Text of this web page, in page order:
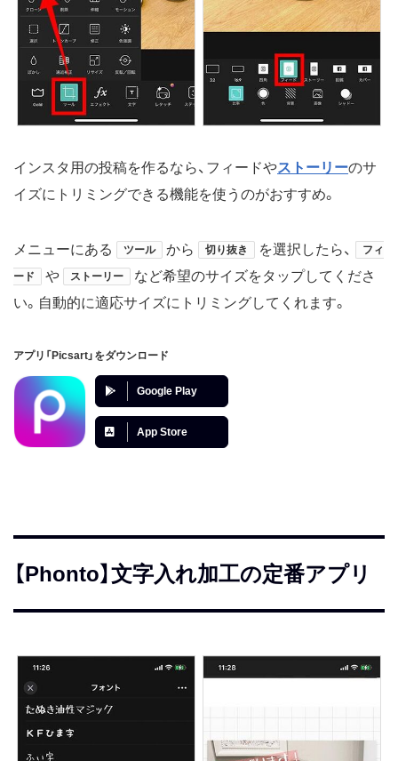
インスタ用の投稿を作るなら、フィードやストーリーのサ
イズにトリミングできる機能を使うのがおすすめ。
メニューにある ツール から 切り抜き を選択したら、 フィ
ード や ストーリー
など希望のサイズをタップしてくださ
い。自動的に適応サイズにトリミングしてくれます。
アプリ「Picsart」をダウンロード
Google Play
App Store
【Phonto】文字入れ加工の定番アプリ